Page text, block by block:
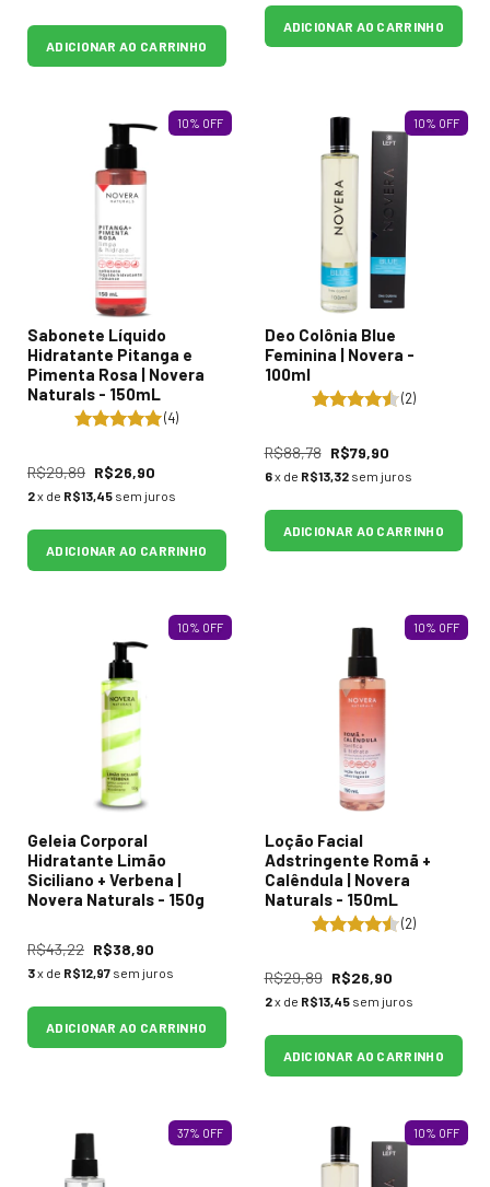
ADICIONAR AO CARRINHO
ADICIONAR AO CARRINHO
10% OFF
Sabonete Líquido
Hidratante Pitanga e
Pimenta Rosa | Novera
Naturals - 150mL
(4)
R$29,89 R$26,90
2x de R$13,45 sem juros
ADICIONAR AO CARRINHO
10% OFF
Deo Colônia Blue
Feminina | Novera -
100ml
(2)
R$88,78 R$79,90
6x de R$13,32 sem juros
ADICIONAR AO CARRINHO
10% OFF
Geleia Corporal
Hidratante Limão
Siciliano + Verbena |
Novera Naturals - 150g
R$43,22 R$38,90
3x de R$12,97 sem juros
ADICIONAR AO CARRINHO
10% OFF
Loção Facial
Adstringente Romã +
Calêndula | Novera
Naturals - 150mL
(2)
R$29,89 R$26,90
2x de R$13,45 sem juros
ADICIONAR AO CARRINHO
37% OFF 10% OFF